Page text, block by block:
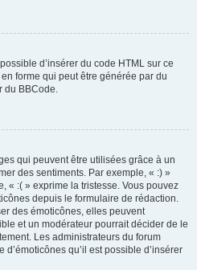
d’insérer du code HTML sur ce
forme qui peut être générée par du
du BBCode.
qui peuvent être utilisées grâce à un
des sentiments. Par exemple, « :) »
« :( » exprime la tristesse. Vous pouvez
depuis le formulaire de rédaction.
des émoticônes, elles peuvent
et un modérateur pourrait décider de le
Les administrateurs du forum
qu’il est possible d’insérer